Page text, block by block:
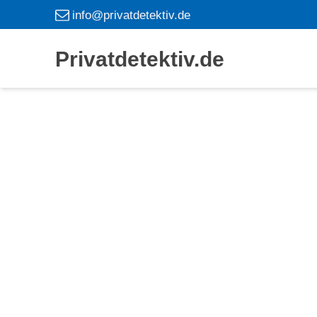
info@privatdetektiv.de
Privatdetektiv.de